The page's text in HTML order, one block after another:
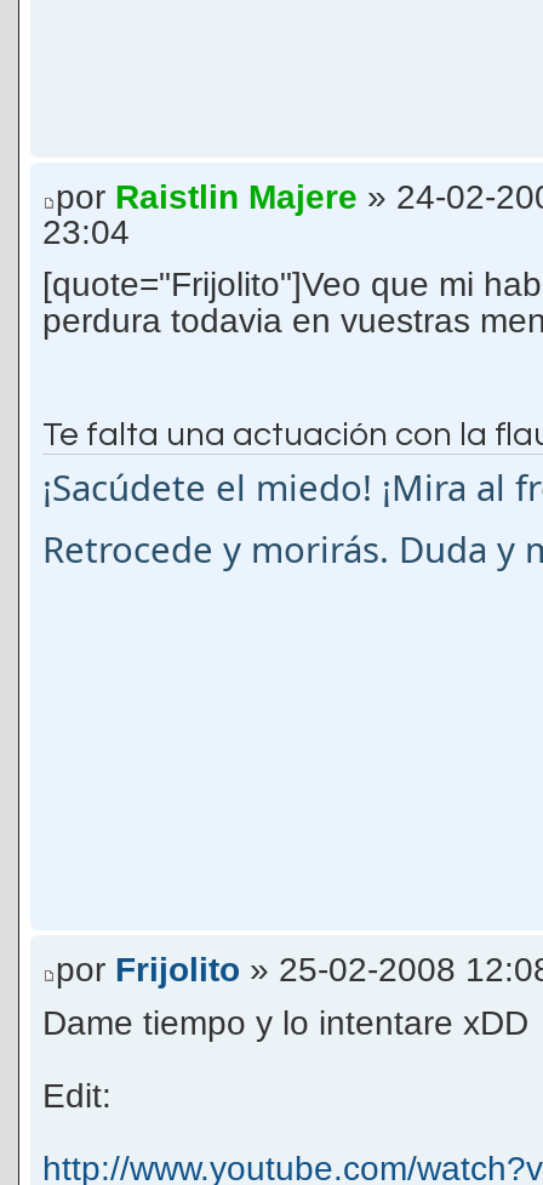
por Raistlin Majere » 24-02-
23:04
[quote="Frijolito"]Veo que mi
perdura todavia en vuestras
Te falta una actuación con la
¡Sacúdete el miedo! ¡Mira al
Retrocede y morirás. Duda y
por Frijolito » 25-02-2008
Dame tiempo y lo intentare xDD
Edit:
http://www.youtube.com/